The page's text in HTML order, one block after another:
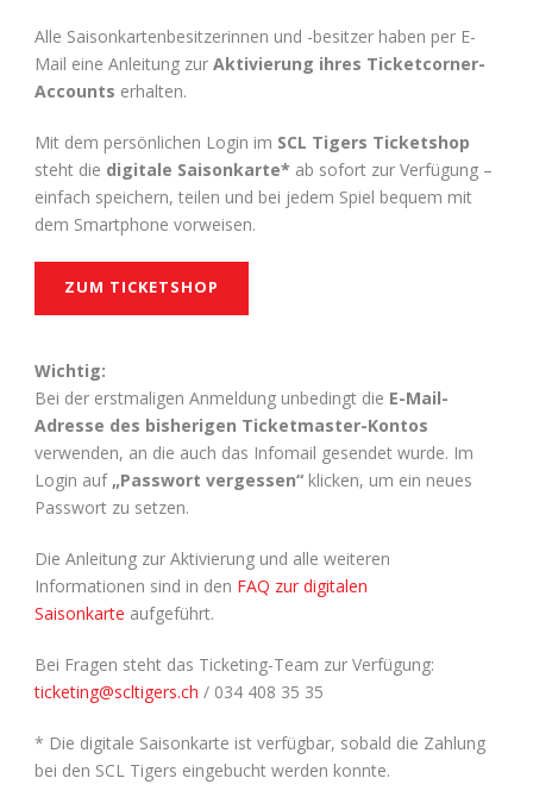
Alle Saisonkartenbesitzerinnen und -besitzer haben per E-
Mail eine Anleitung zur Aktivierung ihres Ticketcorner-
Accounts erhalten.
Mit dem persönlichen Login im SCL Tigers Ticketshop
steht die digitale Saisonkarte* ab sofort zur Verfügung –
einfach speichern, teilen und bei jedem Spiel bequem mit
dem Smartphone vorweisen.
ZUM TICKETSHOP
Wichtig:
Bei der erstmaligen Anmeldung unbedingt die E-Mail-
Adresse des bisherigen Ticketmaster-Kontos
verwenden, an die auch das Infomail gesendet wurde. Im
Login auf „Passwort vergessen“ klicken, um ein neues
Passwort zu setzen.
Die Anleitung zur Aktivierung und alle weiteren
Informationen sind in den FAQ zur digitalen
Saisonkarte aufgeführt.
Bei Fragen steht das Ticketing-Team zur Verfügung:
ticketing@scltigers.ch / 034 408 35 35
* Die digitale Saisonkarte ist verfügbar, sobald die Zahlung
bei den SCL Tigers eingebucht werden konnte.